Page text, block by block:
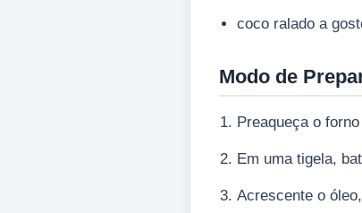
coco ralado a
Modo de
Preaqueça o
Em uma tigela,
Acrescente o